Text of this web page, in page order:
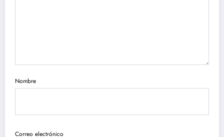
Nombre
Correo electrónico